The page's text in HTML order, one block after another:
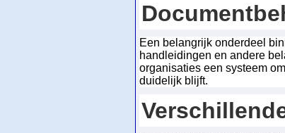
Een belangrijk onderdeel
handleidingen en andere
organisaties een systeem
duidelijk blijft.